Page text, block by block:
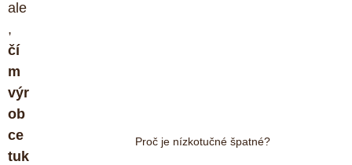
Proč je nízkotučné špatné?
ale
čí
m
výr
ob
ce
tuk